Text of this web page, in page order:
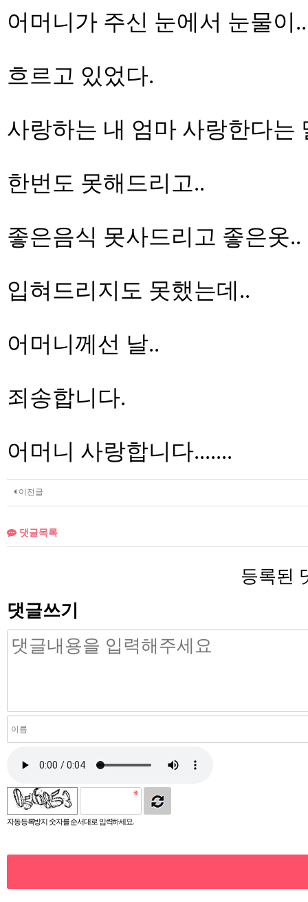
어머니가 주신 눈에서 눈물이..
흐르고 있었다.
사랑하는 내 엄마 사랑한다는
한번도 못해드리고..
좋은음식 못사드리고 좋은옷..
입혀드리지도 못했는데..
어머니께선 날..
죄송합니다.
어머니 사랑합니다.......
이전글
댓글목록
등록된
댓글쓰기
자동등록방지 숫자를 순서대로 입력하세요.